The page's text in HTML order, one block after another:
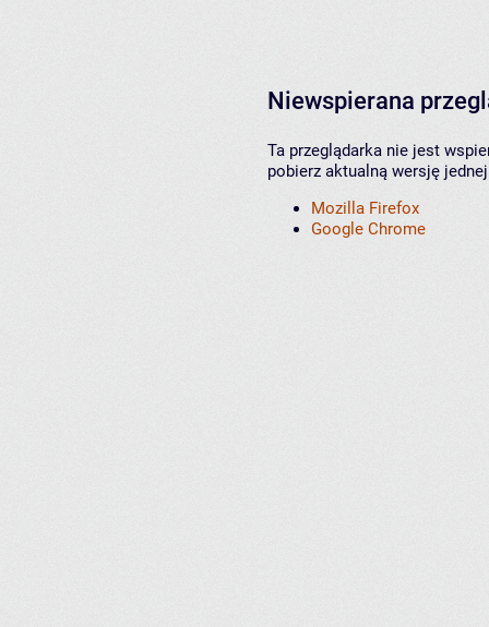
Niewspierana
Ta przeglądarka nie jest
pobierz aktualną wersję
Mozilla Firefox
Google Chrome